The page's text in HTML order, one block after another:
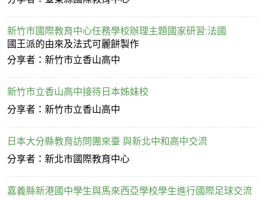
新竹市國際教育中心任務學校辦理主題國家研習:法國
國王派的由來及法式可麗餅製作
分享者：新竹市立香山高中
新竹市立香山高中接待日本姊妹校
分享者：新竹市立香山高中
日本大分縣教育訪問團來臺 與新北中和高中交流
分享者：新北市國際教育中心
嘉義縣新港國中學生與馬來西亞學校學生進行國際足球交流